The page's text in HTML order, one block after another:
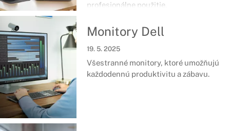
profesionálne použitie.
Monitory Dell
19. 5. 2025
Všestranné monitory, ktoré umožňujú
každodennú produktivitu a zábavu.